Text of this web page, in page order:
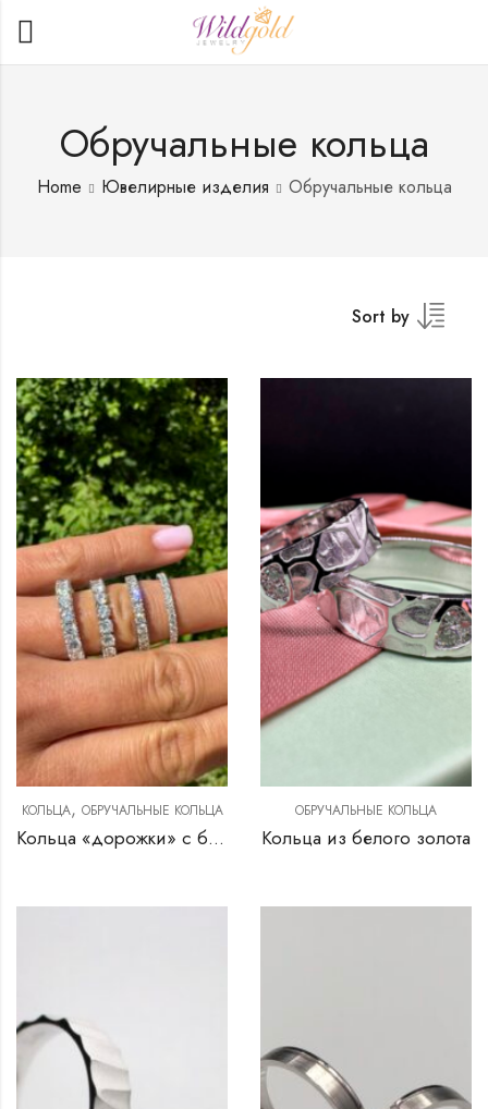
Обручальные кольца
Home Ювелирные изделия Обручальные кольца
Sort by
КОЛЬЦА, ОБРУЧАЛЬНЫЕ КОЛЬЦА
Кольца «дорожки» с бриллиантами
ОБРУЧАЛЬНЫЕ КОЛЬЦА
Кольца из белого золота